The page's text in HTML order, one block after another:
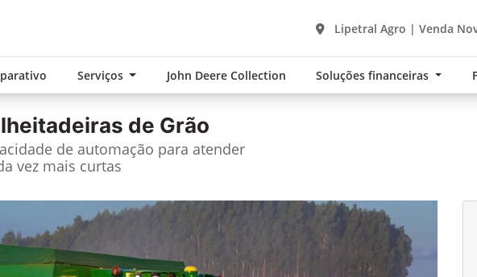
Lipetral Agro | Venda
Serviços John Deere Collection Soluções financeiras
de Grão
de automação para atender
vez mais curtas